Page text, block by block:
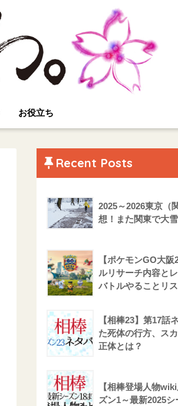
お役立ち
Recent Posts
2025～2026東京（
想！また関東で大
【ポケモンGO大
ルリサーチ内容と
バトルやることリス
【相棒23】第17話
た死体の行方、ス
正体とは？
【相棒登場人物
ズン1～最新2025